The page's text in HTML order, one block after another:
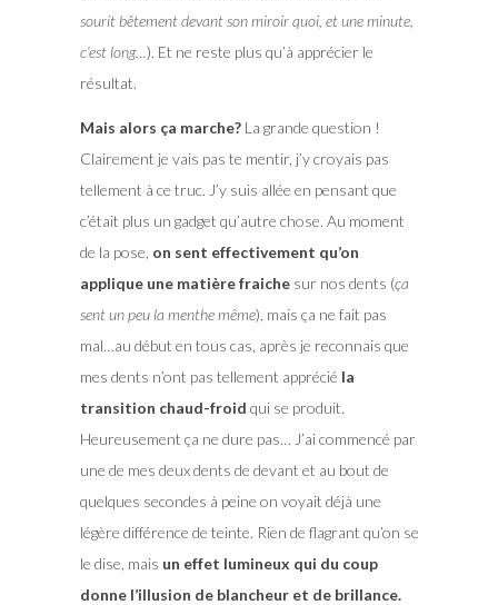
sourit bêtement devant son miroir quoi, et une minute,
c’est long…). Et ne reste plus qu’à apprécier le
résultat.
Mais alors ça marche? La grande question !
Clairement je vais pas te mentir, j’y croyais pas
tellement à ce truc. J’y suis allée en pensant que
c’était plus un gadget qu’autre chose. Au moment
de la pose, on sent effectivement qu’on
applique une matière fraichesur nos dents (ça
sent un peu la menthe même), mais ça ne fait pas
mal…au début en tous cas, après je reconnais que
mes dents n’ont pas tellement apprécié la
transition chaud-froid qui se produit.
Heureusement ça ne dure pas… J’ai commencé par
une de mes deux dents de devant et au bout de
quelques secondes à peine on voyait déjà une
légère différence de teinte. Rien de flagrant qu’on se
le dise, mais un effet lumineux qui du coup
donne l’illusion de blancheur et de brillance.